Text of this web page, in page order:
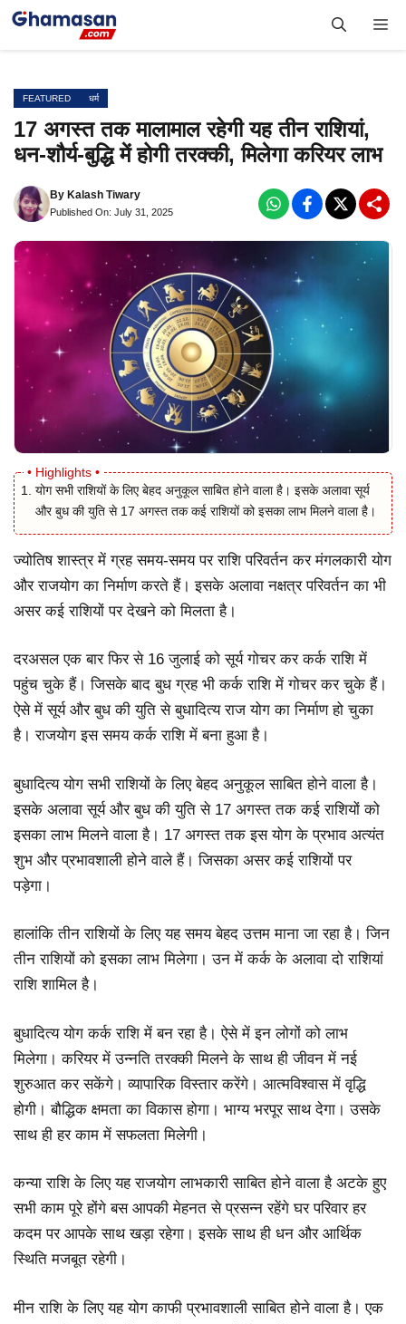
Skip
FEATURED धर्म
17 अगस्त तक मालामाल रहेगी यह तीन राशियां,
धन-शौर्य-बुद्धि में होगी तरक्की, मिलेगा करियर लाभ
By Kalash Tiwary
Published On: July 31, 2025
योग सभी राशियों के लिए बेहद अनुकूल साबित होने वाला है। इसके अलावा सूर्य
और बुध की युति से 17 अगस्त तक कई राशियों को इसका लाभ मिलने वाला है।
ज्योतिष शास्त्र में ग्रह समय-समय पर राशि परिवर्तन कर मंगलकारी योग
और राजयोग का निर्माण करते हैं। इसके अलावा नक्षत्र परिवर्तन का भी
असर कई राशियों पर देखने को मिलता है।
दरअसल एक बार फिर से 16 जुलाई को सूर्य गोचर कर कर्क राशि में
पहुंच चुके हैं। जिसके बाद बुध ग्रह भी कर्क राशि में गोचर कर चुके हैं।
ऐसे में सूर्य और बुध की युति से बुधादित्य राज योग का निर्माण हो चुका
है। राजयोग इस समय कर्क राशि में बना हुआ है।
बुधादित्य योग सभी राशियों के लिए बेहद अनुकूल साबित होने वाला है।
इसके अलावा सूर्य और बुध की युति से 17 अगस्त तक कई राशियों को
इसका लाभ मिलने वाला है। 17 अगस्त तक इस योग के प्रभाव अत्यंत
शुभ और प्रभावशाली होने वाले हैं। जिसका असर कई राशियों पर
पड़ेगा।
हालांकि तीन राशियों के लिए यह समय बेहद उत्तम माना जा रहा है। जिन
तीन राशियों को इसका लाभ मिलेगा। उन में कर्क के अलावा दो राशियां
राशि शामिल है।
बुधादित्य योग कर्क राशि में बन रहा है। ऐसे में इन लोगों को लाभ
मिलेगा। करियर में उन्नति तरक्की मिलने के साथ ही जीवन में नई
शुरुआत कर सकेंगे। व्यापारिक विस्तार करेंगे। आत्मविश्वास में वृद्धि
होगी। बौद्धिक क्षमता का विकास होगा। भाग्य भरपूर साथ देगा। उसके
साथ ही हर काम में सफलता मिलेगी।
कन्या राशि के लिए यह राजयोग लाभकारी साबित होने वाला है अटके हुए
सभी काम पूरे होंगे बस आपकी मेहनत से प्रसन्न रहेंगे घर परिवार हर
कदम पर आपके साथ खड़ा रहेगा। इसके साथ ही धन और आर्थिक
स्थिति मजबूत रहेगी।
मीन राशि के लिए यह योग काफी प्रभावशाली साबित होने वाला है। एक